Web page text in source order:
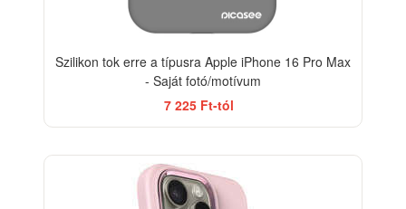
Szilikon tok erre a típusra Apple iPhone 16 Pro Max
- Saját fotó/motívum
7 225 Ft-tól